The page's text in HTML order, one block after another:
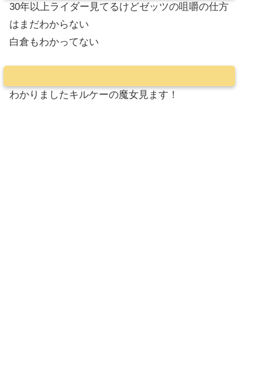
30年以上ライダー見てるけどゼッツの咀嚼の仕方
はまだわからない
白倉もわかってない
わかりましたキルケーの魔女見ます！